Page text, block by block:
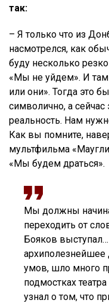
так:
– Я только что из
насмотрелся, как
буду несколько
«Мы не уйдем». И
или они». Тогда это
символично, а
реальность. Нам
Как вы помните,
мультфильма
«Мы будем драться».
Мы должны
переходить от
Бояков
архиполезнейшее
умов, шло много
подмостках
узнал о том, что